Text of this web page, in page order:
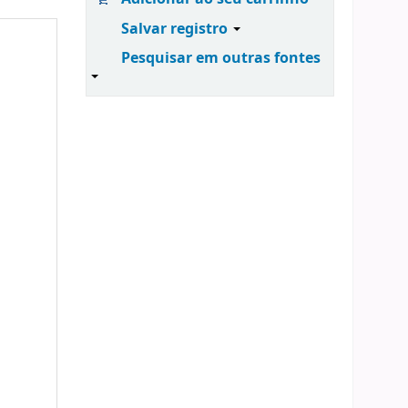
Salvar registro
Pesquisar em outras fontes